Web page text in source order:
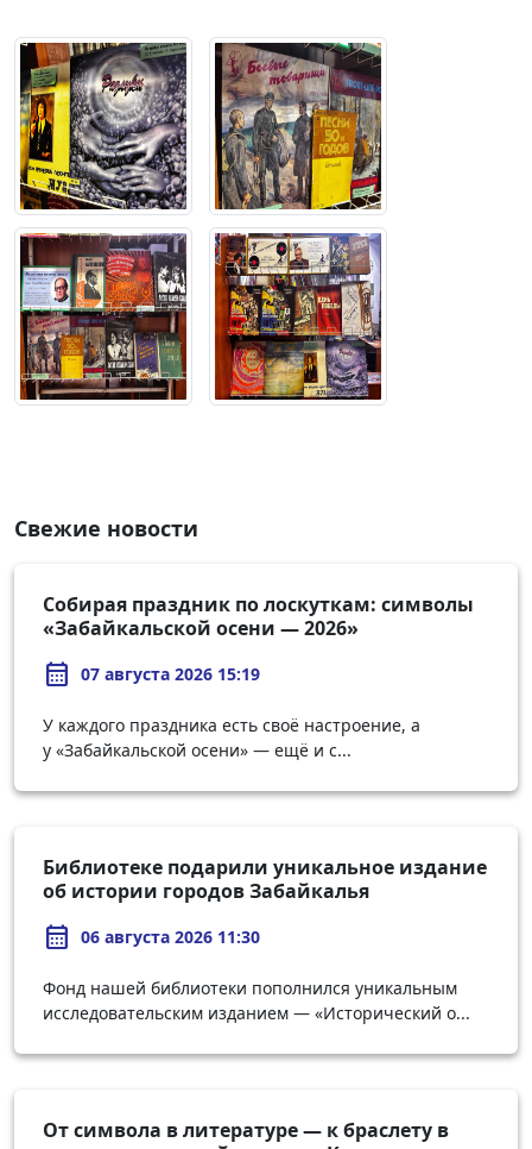
Свежие новости
Собирая праздник по лоскуткам: символы
«Забайкальской осени — 2026»
calendar_month 07 августа 2026 15:19
У каждого праздника есть своё настроение, а
у «Забайкальской осени» — ещё и с...
Библиотеке подарили уникальное издание
об истории городов Забайкалья
calendar_month 06 августа 2026 11:30
Фонд нашей библиотеки пополнился уникальным
исследовательским изданием — «Исторический о...
От символа в литературе — к браслету в